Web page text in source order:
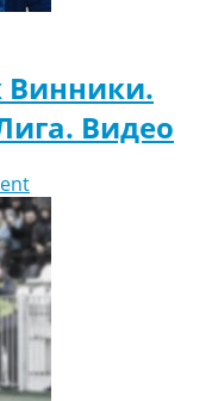
Винники.
Видео